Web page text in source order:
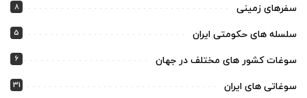
سفرهای زمینی 8
سلسله های حکومتی ایران 5
سوغات کشور های مختلف در جهان 6
سوغاتی های ایران 31